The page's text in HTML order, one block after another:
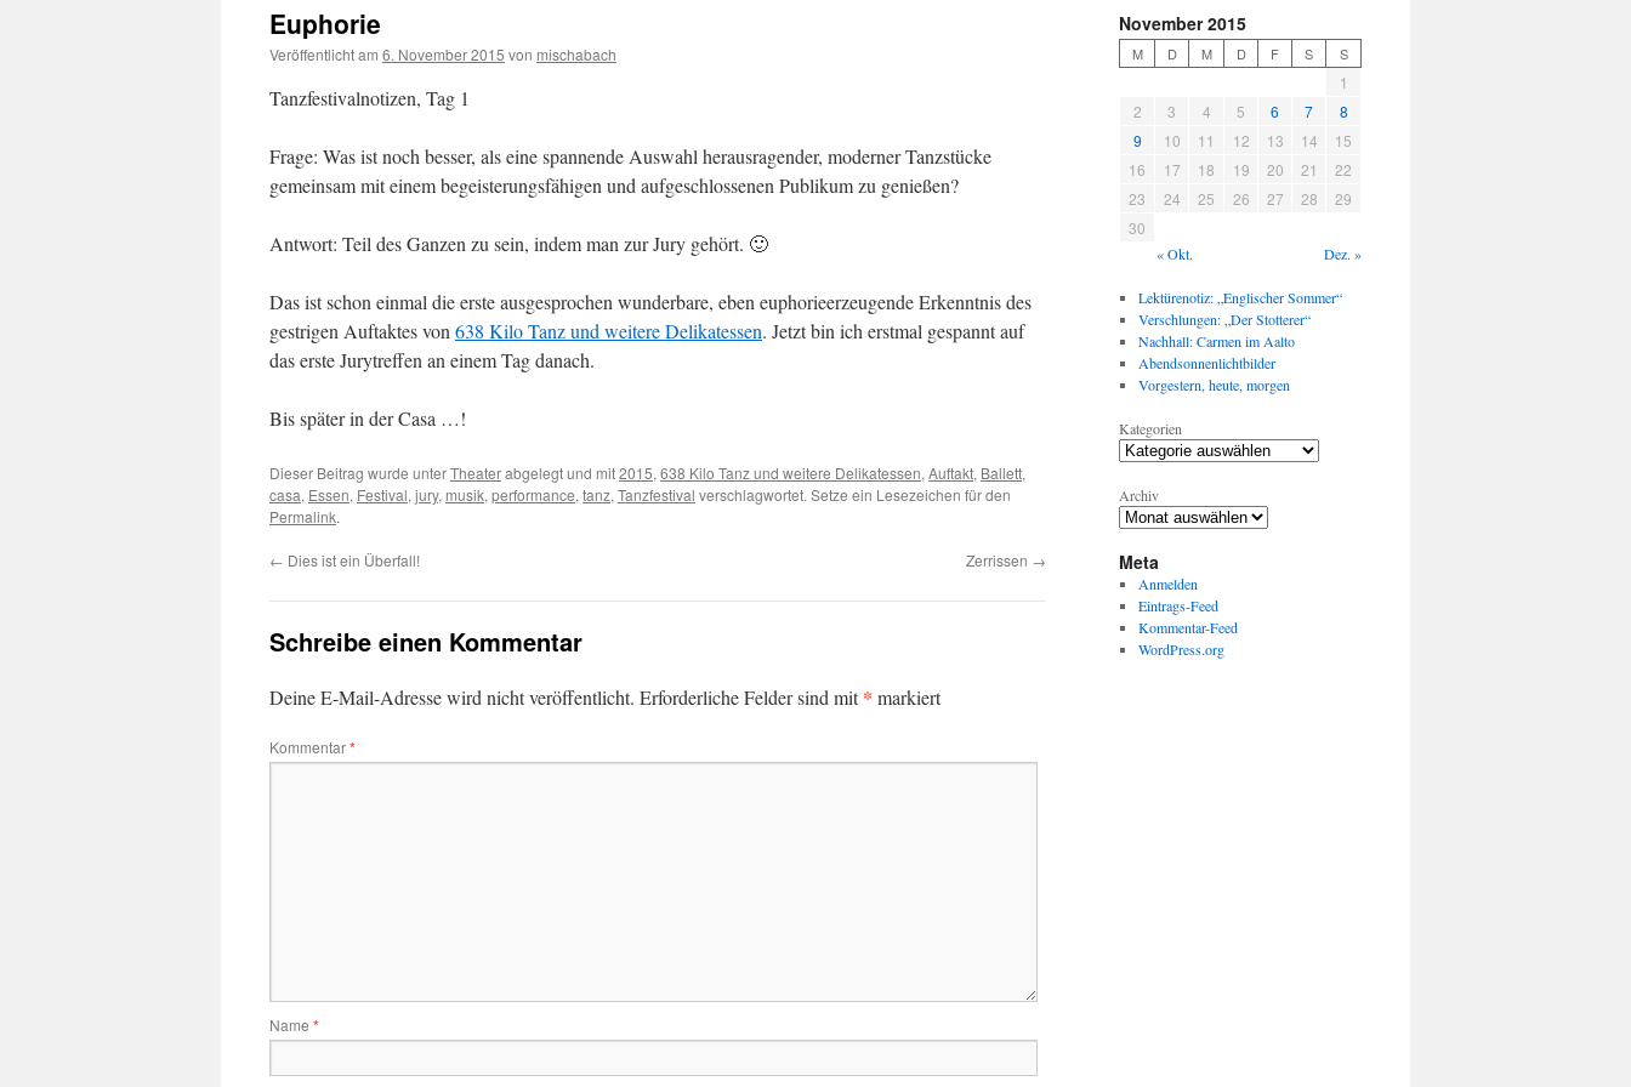
Euphorie
Veröffentlicht am 6. November 2015 von mischabach
Tanzfestivalnotizen, Tag 1
Frage: Was ist noch besser, als eine spannende Auswahl herausragender, moderner Tanzstücke
gemeinsam mit einem begeisterungsfähigen und aufgeschlossenen Publikum zu genießen?
Antwort: Teil des Ganzen zu sein, indem man zur Jury gehört. 🙂
Das ist schon einmal die erste ausgesprochen wunderbare, eben euphorieerzeugende Erkenntnis des
gestrigen Auftaktes von 638 Kilo Tanz und weitere Delikatessen. Jetzt bin ich erstmal gespannt auf
das erste Jurytreffen an einem Tag danach.
Bis später in der Casa …!
Dieser Beitrag wurde unterTheaterabgelegt und mit2015, 638 Kilo Tanz und weitere Delikatessen, Auftakt, Ballett,
casa, Essen, Festival, jury, musik, performance, tanz, Tanzfestival verschlagwortet. Setze ein Lesezeichen für den
Permalink.
← Dies ist ein Überfall! Zerrissen →
Schreibe einen Kommentar
Deine E-Mail-Adresse wird nicht veröffentlicht. Erforderliche Felder sind mit* markiert
Kommentar*
Name *
November 2015
M D M D F S S
1
2
3 4 5 6 7
8
9
10 11 12 13 14
15
16
17 18 19 20 21
22
23
24 25 26 27 28
29
30
« Okt. Dez. »
Lektürenotiz: „Englischer Sommer“
Verschlungen: „Der Stotterer“
Nachhall: Carmen im Aalto
Abendsonnenlichtbilder
Vorgestern, heute, morgen
Kategorien
Archiv
Meta
Anmelden
Eintrags-Feed
Kommentar-Feed
WordPress.org